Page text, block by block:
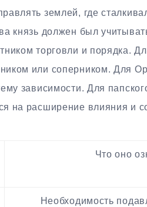
землей, где
князь должен был
торговли и порядка.
или соперником. Для
зависимости. Для
на расширение влияния и
Что оно
Необходимость